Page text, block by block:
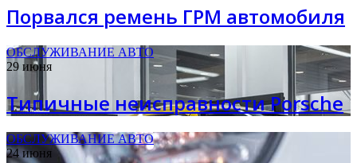
Порвался ремень ГРМ автомобиля
ОБСЛУЖИВАНИЕ АВТО
29 июня
Типичные неисправности Porsche
ОБСЛУЖИВАНИЕ АВТО
24 июня